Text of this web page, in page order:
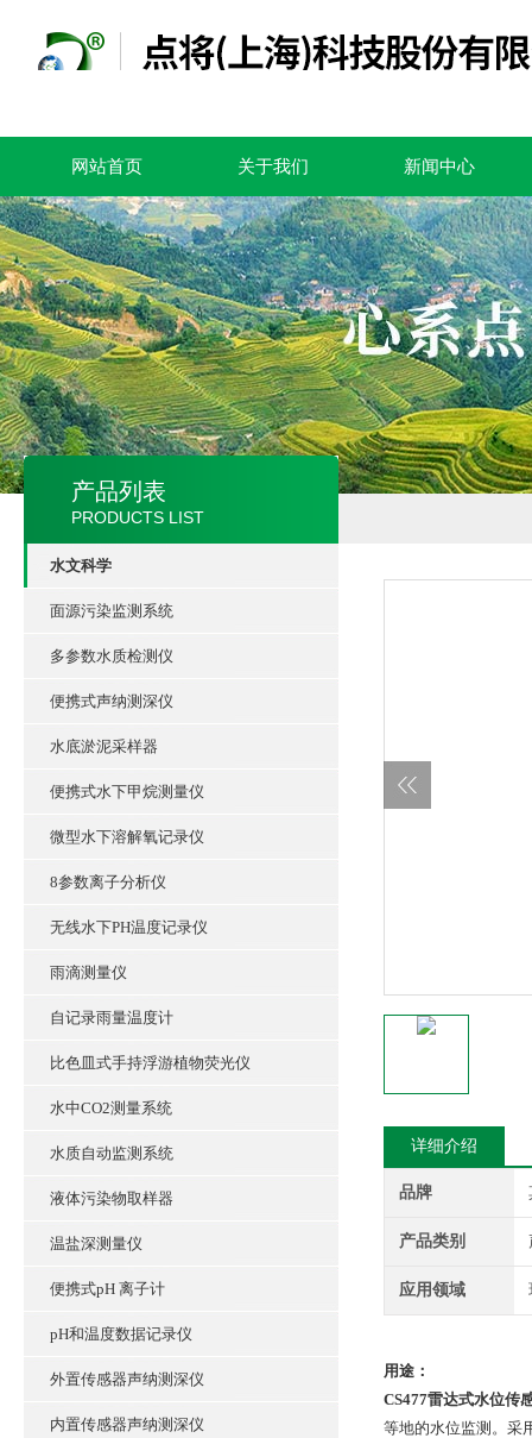
网站首页 关于我们 新闻中心
产品列表
PRODUCTS LIST
水文科学
面源污染监测系统
多参数水质检测仪
便携式声纳测深仪
水底淤泥采样器
便携式水下甲烷测量仪
微型水下溶解氧记录仪
8参数离子分析仪
无线水下PH温度记录仪
雨滴测量仪
自记录雨量温度计
比色皿式手持浮游植物荧光仪
水中CO2测量系统
水质自动监测系统
液体污染物取样器
温盐深测量仪
便携式pH 离子计
pH和温度数据记录仪
外置传感器声纳测深仪
内置传感器声纳测深仪
详细介绍
品牌
产品类别
应用领域
用途：
CS477雷达式水位传
等地的水位监测。采